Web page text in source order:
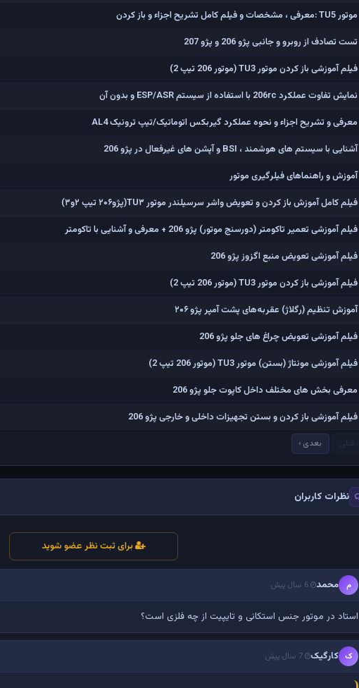
موتور TU5 :معرفی ، مشخصات و فیلم کامل تشریح اجزاء و باز کردن
تست تصادف از روبرو و جانبی پژو 206 و پژو 207
فیلم آموزشی باز کردن موتور TU3 (موتور 206 تیپ 2)
نمایش تفاوت عملکرد 206rc با استفاده از سیستم ESP/ASR و بدون آن
معرفی و تشریح اجزاء و نحوه عملکرد گیربکس اتوماتیک/تیپ ترونیک AL4
آشنایی با سیستم های هوشمند ، BSI و آپشن های غیرفعال در پژو 206
آموزش و راهنماهای فیلرگیری موتور
فیلم کامل آموزش باز کردن و تعویض واشر سرسیلندر موتور TU۳(پژو۲۰۶ تیپ ۲و۳)
فیلم آموزشی تعمیر تاکومتر (دورسنج موتور) پژو 206 + معرفی و آشنایی با تاکومتر
فیلم آموزشی تعویض منبع اگزوز پژو 206
فیلم آموزشی باز کردن موتور TU3 (موتور 206 تیپ 2)
آموزش تنظیم (رگلاژ) عقربه‌های پشت آمپر پژو ۲۰۶
فیلم آموزشی تعویض چراغ های جلو پژو 206
فیلم آموزشی مونتاژ (بستن) موتور TU3 (موتور 206 تیپ 2)
معرفی بخش های مختلف داخل کاپوت جلو پژو 206
فیلم آموزشی باز کردن و بستن تجهیزات داخلی و خارجی پژو 206
بعدی ›
نظرات کاربران
برای ثبت نظر عضو شوید
م محمد 6 سال پیش
استاد در موتور جنس استکانی و تایپیت از چه فلزی است؟
ک کارگیک 7 سال پیش